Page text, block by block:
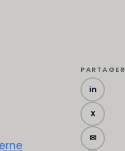
PARTAGER
in
X
✉